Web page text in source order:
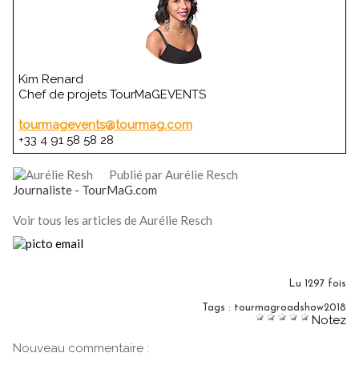
Kim Renard
Chef de projets TourMaGEVENTS
tourmagevents@tourmag.com
+33 4 91 58 58 28
Publié par Aurélie Resch
Journaliste - TourMaG.com
Voir tous les articles de Aurélie Resch
Lu 1297 fois
Tags : tourmagroadshow2018
Notez
Nouveau commentaire :